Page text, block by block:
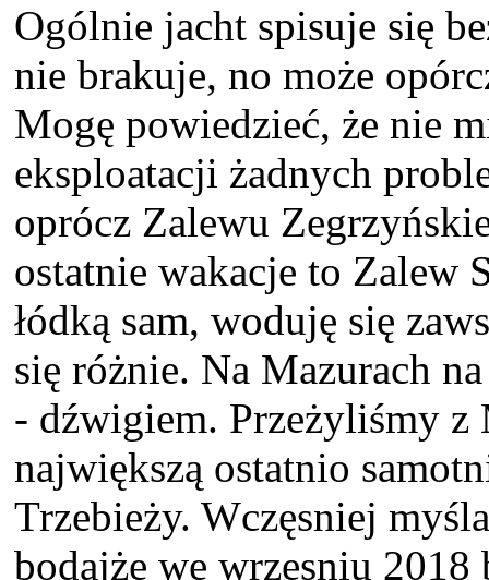
Ogólnie jacht spisuje się
nie brakuje, no może
Mogę powiedzieć, że nie
eksploatacji żadnych
oprócz Zalewu
ostatnie wakacje to Zalew
łódką sam, woduję się
się różnie. Na Mazurach
- dźwigiem. Przeżyliśmy z
największą ostatnio
Trzebieży. Wczęsniej
bodajże we wrzesniu 2018